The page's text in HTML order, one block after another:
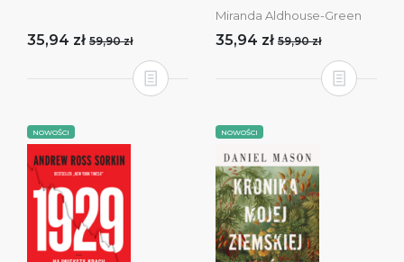
35,94 zł 59,90 zł
Miranda Aldhouse-Green
35,94 zł 59,90 zł
NOWOŚCI NOWOŚCI